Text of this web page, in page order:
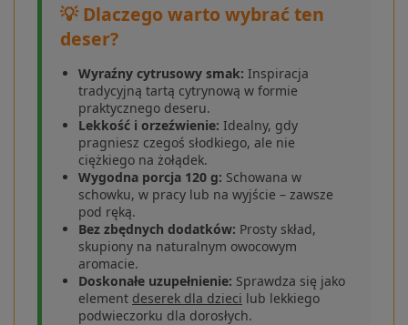
💡 Dlaczego warto wybrać ten
deser?
Wyraźny cytrusowy smak: Inspiracja
tradycyjną tartą cytrynową w formie
praktycznego deseru.
Lekkość i orzeźwienie: Idealny, gdy
pragniesz czegoś słodkiego, ale nie
ciężkiego na żołądek.
Wygodna porcja 120 g: Schowana w
schowku, w pracy lub na wyjście – zawsze
pod ręką.
Bez zbędnych dodatków: Prosty skład,
skupiony na naturalnym owocowym
aromacie.
Doskonałe uzupełnienie: Sprawdza się jako
element deserek dla dzieci lub lekkiego
podwieczorku dla dorosłych.